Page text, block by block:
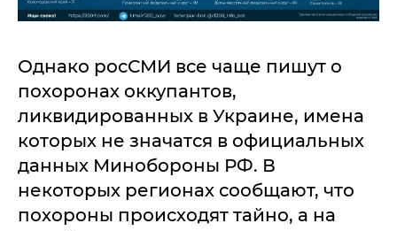
Однако росСМИ все чаще пишут о
похоронах оккупантов,
ликвидированных в Украине, имена
которых не значатся в официальных
данных Минобороны РФ. В
некоторых регионах сообщают, что
похороны происходят тайно, а на